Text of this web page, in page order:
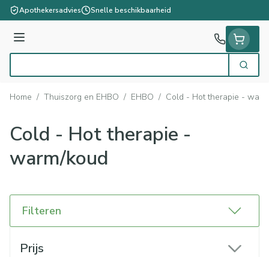
Ga naar de inhoud
Apothekersadvies Snelle beschikbaarheid
Menu
Zoek
Home / Thuiszorg en EHBO / EHBO / Cold - Hot therapie -
Cold - Hot therapie -
warm/koud
Filteren
Prijs